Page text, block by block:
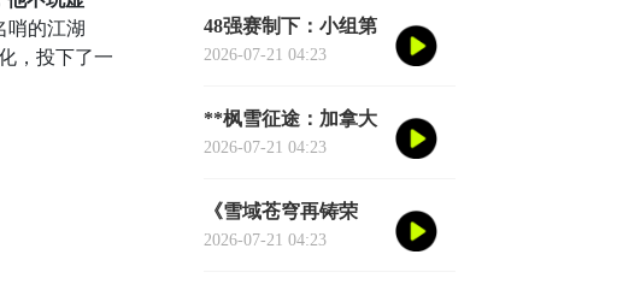
哨的江湖
，投下了一
48强赛制下：小组第
三的出局线算法与晋
2026-07-21 04:23
**枫雪征途：加拿大
足球的2026黎明之战
2026-07-21 04:23
《雪域苍穹再铸荣
光：阿根廷三冠史
2026-07-21 04:23